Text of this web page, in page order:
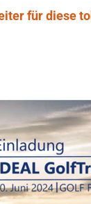
für diese